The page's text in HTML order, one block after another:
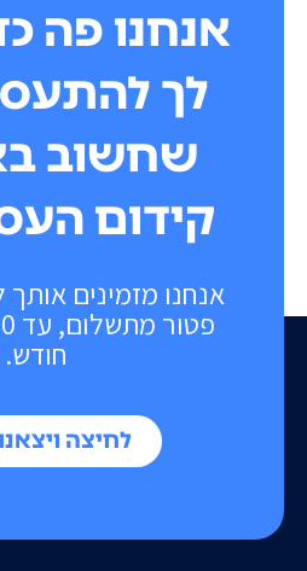
אנחנו מזמינים
חודש.
לחיצה
אנחנו פה
לך
שחשוב
קידום